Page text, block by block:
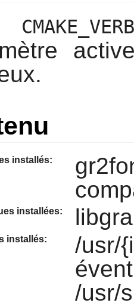
installés:
installées:
installés:
/usr/
/usr/